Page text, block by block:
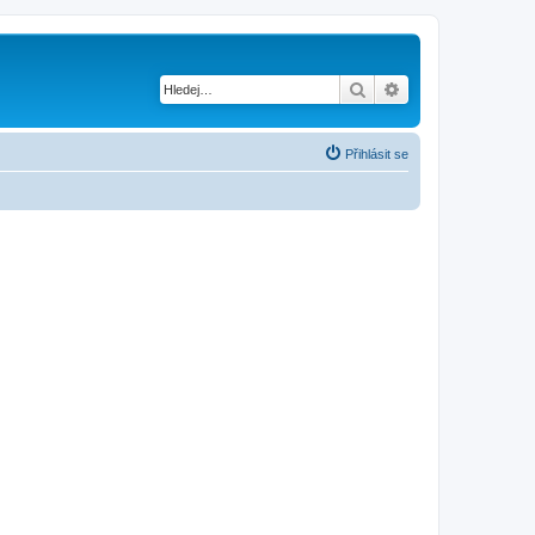
Hledat
Přihlásit se